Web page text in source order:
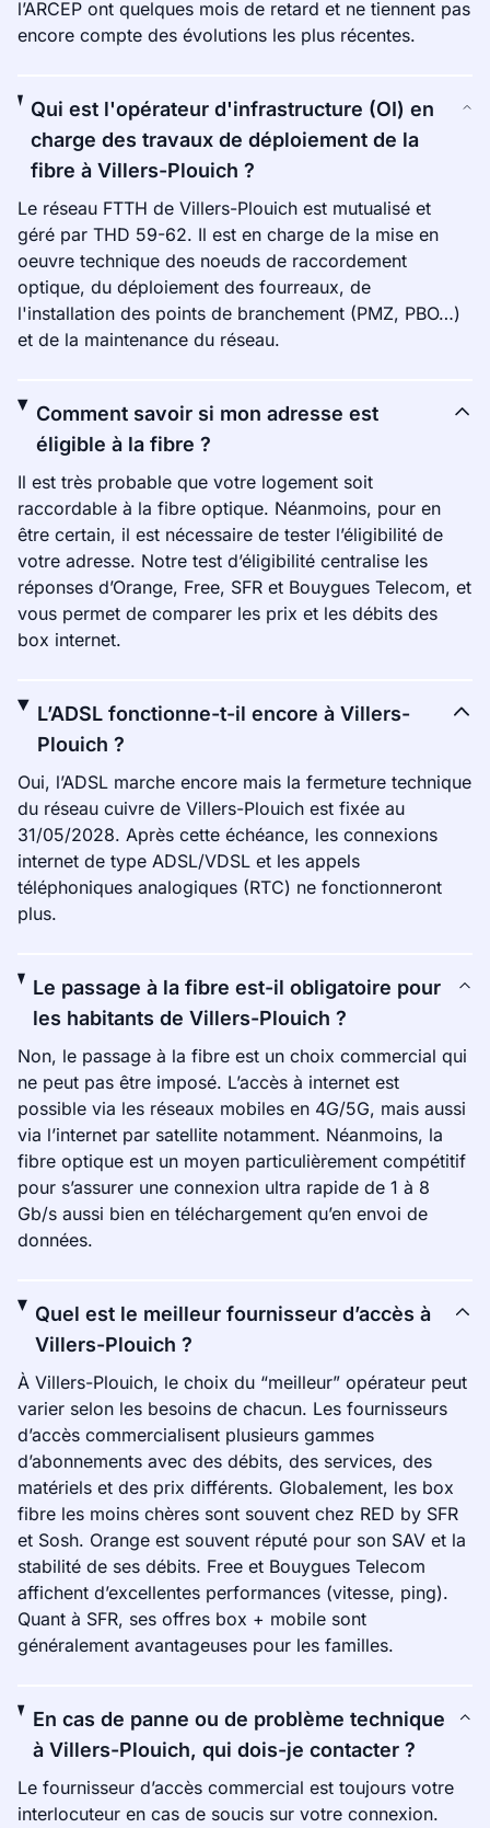
l’ARCEP ont quelques mois de retard et ne tiennent pas
encore compte des évolutions les plus récentes.
Qui est l'opérateur d'infrastructure (OI) en
charge des travaux de déploiement de la
fibre à Villers-Plouich ?
Le réseau FTTH de Villers-Plouich est mutualisé et
géré par THD 59-62. Il est en charge de la mise en
oeuvre technique des noeuds de raccordement
optique, du déploiement des fourreaux, de
l'installation des points de branchement (PMZ, PBO…)
et de la maintenance du réseau.
Comment savoir si mon adresse est
éligible à la fibre ?
Il est très probable que votre logement soit
raccordable à la fibre optique. Néanmoins, pour en
être certain, il est nécessaire de tester l’éligibilité de
votre adresse. Notre test d’éligibilité centralise les
réponses d’Orange, Free, SFR et Bouygues Telecom, et
vous permet de comparer les prix et les débits des
box internet.
L’ADSL fonctionne-t-il encore à Villers-
Plouich ?
Oui, l’ADSL marche encore mais la fermeture technique
du réseau cuivre de Villers-Plouich est fixée au
31/05/2028. Après cette échéance, les connexions
internet de type ADSL/VDSL et les appels
téléphoniques analogiques (RTC) ne fonctionneront
plus.
Le passage à la fibre est-il obligatoire pour
les habitants de Villers-Plouich ?
Non, le passage à la fibre est un choix commercial qui
ne peut pas être imposé. L’accès à internet est
possible via les réseaux mobiles en 4G/5G, mais aussi
via l’internet par satellite notamment. Néanmoins, la
fibre optique est un moyen particulièrement compétitif
pour s’assurer une connexion ultra rapide de 1 à 8
Gb/s aussi bien en téléchargement qu’en envoi de
données.
Quel est le meilleur fournisseur d’accès à
Villers-Plouich ?
À Villers-Plouich, le choix du “meilleur” opérateur peut
varier selon les besoins de chacun. Les fournisseurs
d’accès commercialisent plusieurs gammes
d’abonnements avec des débits, des services, des
matériels et des prix différents. Globalement, les box
fibre les moins chères sont souvent chez RED by SFR
et Sosh. Orange est souvent réputé pour son SAV et la
stabilité de ses débits. Free et Bouygues Telecom
affichent d’excellentes performances (vitesse, ping).
Quant à SFR, ses offres box + mobile sont
généralement avantageuses pour les familles.
En cas de panne ou de problème technique
à Villers-Plouich, qui dois-je contacter ?
Le fournisseur d’accès commercial est toujours votre
interlocuteur en cas de soucis sur votre connexion.